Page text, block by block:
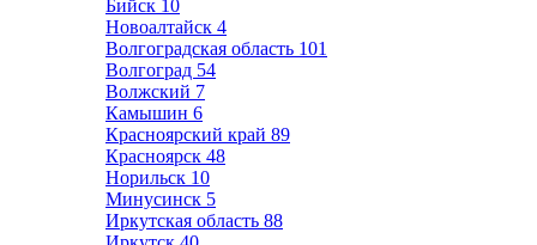
Бийск 10
Новоалтайск 4
Волгоградская область 101
Волгоград 54
Волжский 7
Камышин 6
Красноярский край 89
Красноярск 48
Норильск 10
Минусинск 5
Иркутская область 88